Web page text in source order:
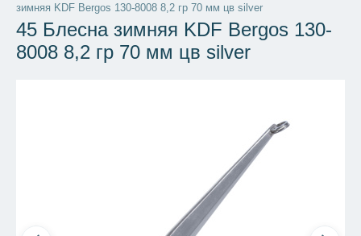
зимняя KDF Bergos 130-8008 8,2 гр 70 мм цв silver
45 Блесна зимняя KDF Bergos 130-
8008 8,2 гр 70 мм цв silver